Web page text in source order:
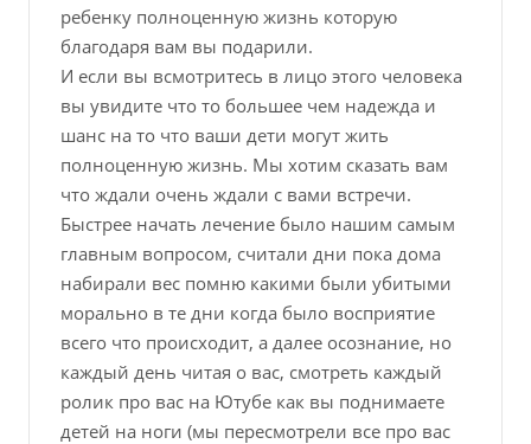
ребенку полноценную жизнь которую
благодаря вам вы подарили.
И если вы всмотритесь в лицо этого человека
вы увидите что то большее чем надежда и
шанс на то что ваши дети могут жить
полноценную жизнь. Мы хотим сказать вам
что ждали очень ждали с вами встречи.
Быстрее начать лечение было нашим самым
главным вопросом, считали дни пока дома
набирали вес помню какими были убитыми
морально в те дни когда было восприятие
всего что происходит, а далее осознание, но
каждый день читая о вас, смотреть каждый
ролик про вас на Ютубе как вы поднимаете
детей на ноги (мы пересмотрели все про вас